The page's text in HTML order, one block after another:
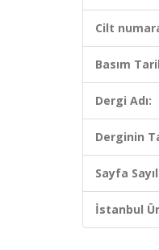
Cilt
Basım
Dergi Adı:
Derginin
Sayfa
İstanbul